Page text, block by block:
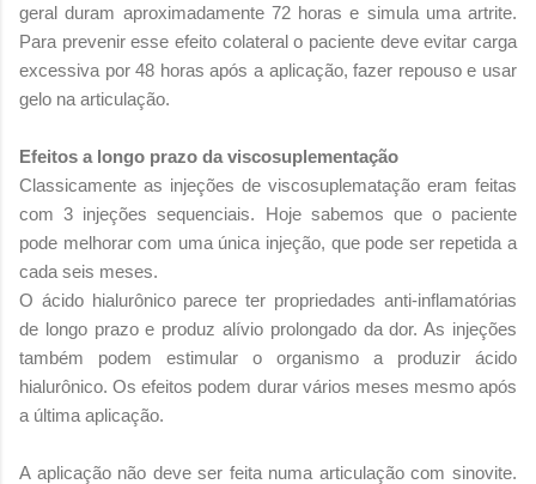
geral duram aproximadamente 72 horas e simula uma artrite.
Para prevenir esse efeito colateral o paciente deve evitar carga
excessiva por 48 horas após a aplicação, fazer repouso e usar
gelo na articulação.
Efeitos a longo prazo da viscosuplementação
Classicamente as injeções de viscosuplematação eram feitas
com 3 injeções sequenciais. Hoje sabemos que o paciente
pode melhorar com uma única injeção, que pode ser repetida a
cada seis meses.
O ácido hialurônico parece ter propriedades anti-inflamatórias
de longo prazo e produz alívio prolongado da dor. As injeções
também podem estimular o organismo a produzir ácido
hialurônico. Os efeitos podem durar vários meses mesmo após
a última aplicação.
A aplicação não deve ser feita numa articulação com sinovite.